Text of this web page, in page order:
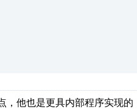
，他也是更具内部程序实现的